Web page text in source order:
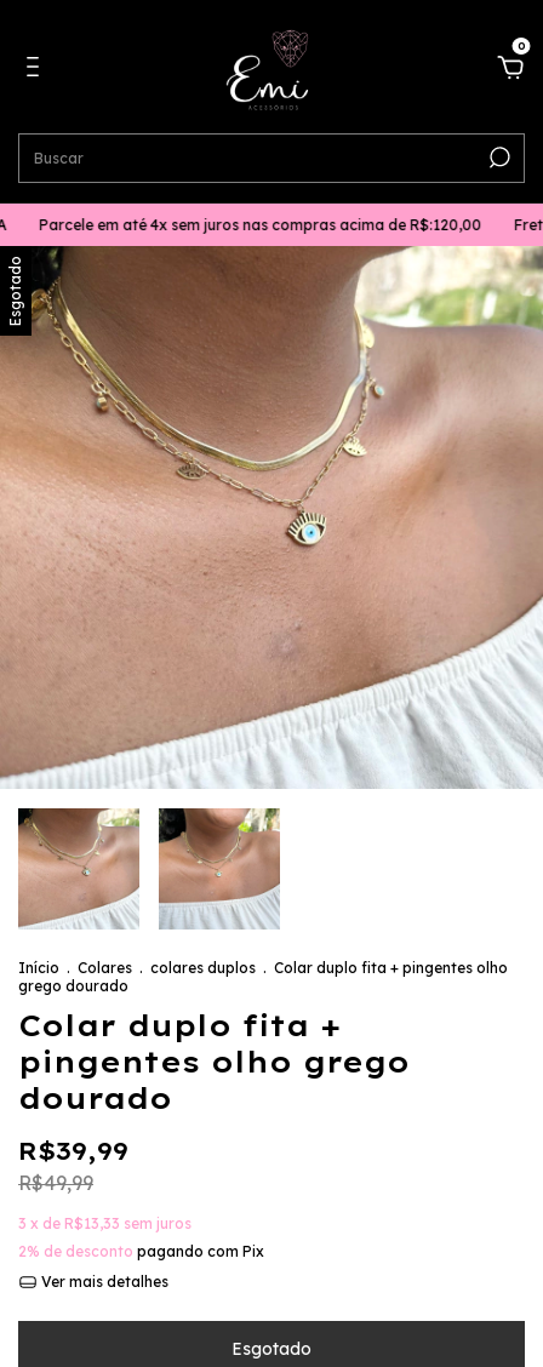
0
em até 4x sem juros nas compras acima de R$:120,00 Frete
Esgotado
Início . Colares . colares duplos . Colar duplo fita + pingentes olho
grego dourado
Colar duplo fita +
pingentes olho grego
dourado
R$39,99
R$49,99
3 x de R$13,33 sem juros
2% de desconto pagando com Pix
Ver mais detalhes